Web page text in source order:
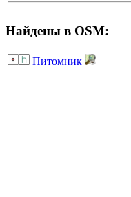
Найдены в OSM:
Питомник